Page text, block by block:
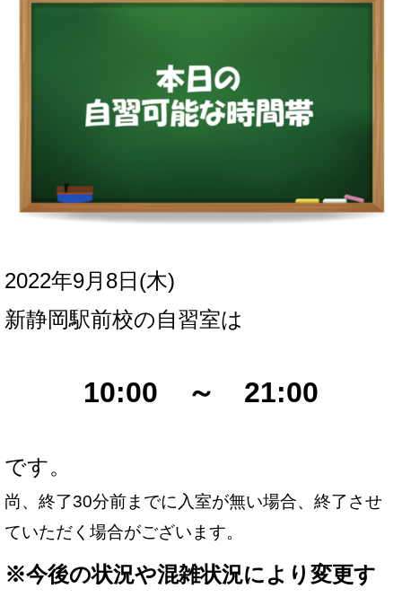
2022年9月8日(木)
新静岡駅前校の自習室は
10:00 ～ 21:00
です。
尚、終了30分前までに入室が無い場合、終了させ
ていただく場合がございます。
※今後の状況や混雑状況により変更す